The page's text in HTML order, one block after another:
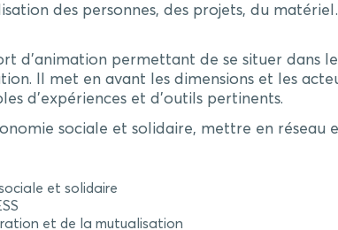
des personnes, des projets, du
d’animation permettant de se situer dans
Il met en avant les dimensions et les
d’expériences et d’outils pertinents.
sociale et solidaire, mettre en réseau
et solidaire
et de la mutualisation